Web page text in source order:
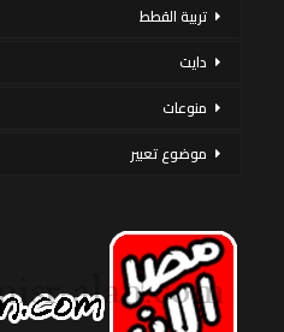
تربية القطط
دايت
منوعات
موضوع تعبير